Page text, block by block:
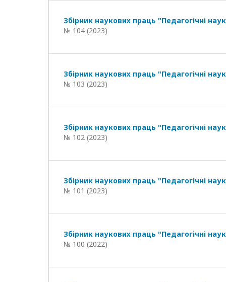
Збірник наукових праць "Педагогічні
№ 104 (2023)
Збірник наукових праць "Педагогічні
№ 103 (2023)
Збірник наукових праць "Педагогічні
№ 102 (2023)
Збірник наукових праць "Педагогічні
№ 101 (2023)
Збірник наукових праць "Педагогічні
№ 100 (2022)